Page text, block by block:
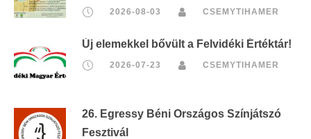
2026-08-03 CSEMYTIHAMER
Új elemekkel bővült a Felvidéki Értéktár!
2026-07-23 CSEMYTIHAMER
26. Egressy Béni Országos Színjátszó
Fesztivál